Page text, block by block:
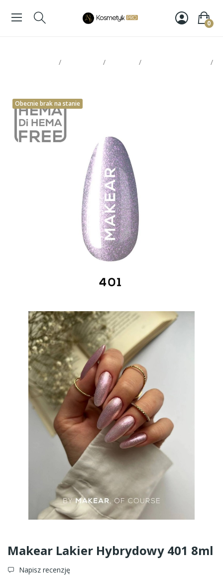
0
Obecnie brak na stanie
Makear Lakier Hybrydowy 401 8ml
Napisz recenzję